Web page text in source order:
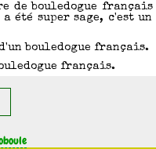
de bouledogue français
été super sage, c'est un
bouledogue français.
français.